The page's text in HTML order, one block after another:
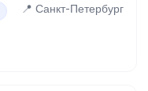
📍 Санкт-Петербург